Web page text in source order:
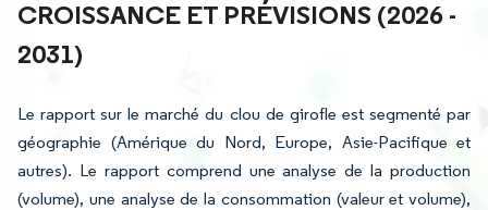
CROISSANCE ET PRÉVISIONS (2026 -
2031)
Le rapport sur le marché du clou de girofle est segmenté par
géographie (Amérique du Nord, Europe, Asie-Pacifique et
autres). Le rapport comprend une analyse de la production
(volume), une analyse de la consommation (valeur et volume),